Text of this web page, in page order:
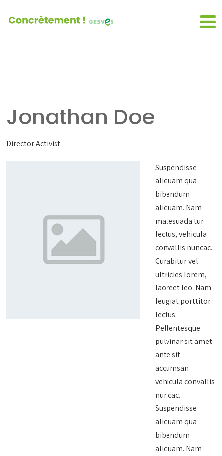
Jonathan Doe
Director Activist
Suspendisse
aliquam qua
bibendum
aliquam. Nam
malesuada tur
lectus, vehicula
convallis nuncac.
Curabitur vel
ultricies lorem,
laoreet leo. Nam
feugiat porttitor
lectus.
Pellentesque
pulvinar sit amet
ante sit
accumsan
vehicula convallis
nuncac.
Suspendisse
aliquam qua
bibendum
aliquam. Nam